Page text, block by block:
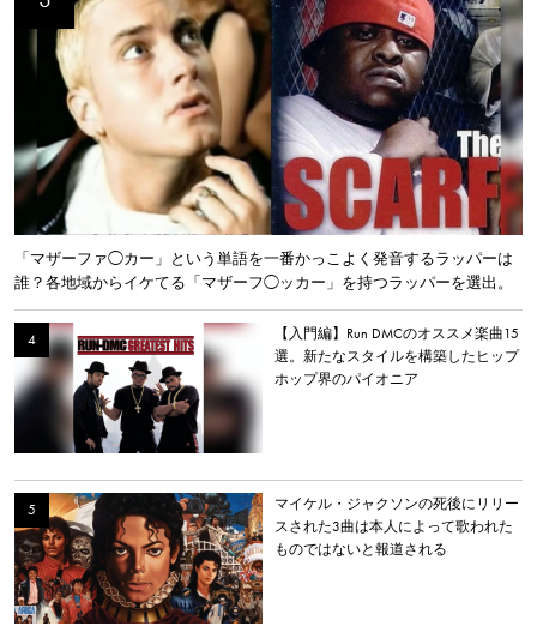
「マザーファ◯カー」という単語を一番かっこよく発音するラッパーは
誰？各地域からイケてる「マザーフ◯ッカー」を持つラッパーを選出。
【入門編】Run DMCのオススメ楽曲15
選。新たなスタイルを構築したヒップ
ホップ界のパイオニア
マイケル・ジャクソンの死後にリリー
スされた3曲は本人によって歌われた
ものではないと報道される